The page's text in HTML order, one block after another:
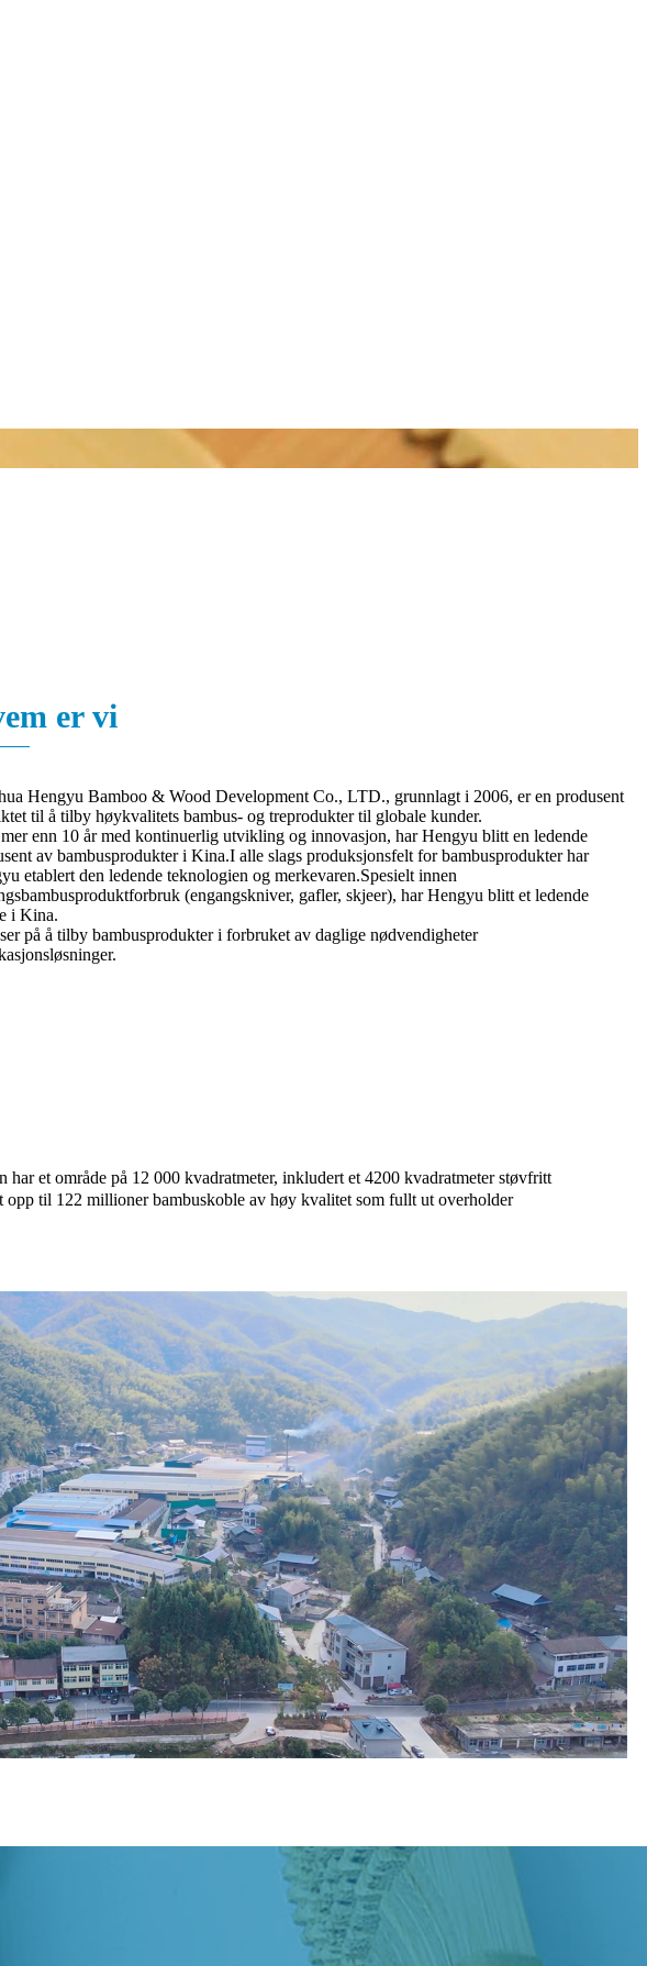
er vi
Hengyu Bamboo & Wood Development Co., LTD., grunnlagt i 2006, er en produsent
til å tilby høykvalitets bambus- og treprodukter til globale kunder.
enn 10 år med kontinuerlig utvikling og innovasjon, har Hengyu blitt en ledende
av bambusprodukter i Kina.I alle slags produksjonsfelt for bambusprodukter har
etablert den ledende teknologien og merkevaren.Spesielt innen
(engangskniver, gafler, skjeer), har Hengyu blitt et ledende
i Kina.
på å tilby bambusprodukter i forbruket av daglige nødvendigheter
et område på 12 000 kvadratmeter, inkludert et 4200 kvadratmeter støvfritt
opp til 122 millioner bambuskoble av høy kvalitet som fullt ut overholder